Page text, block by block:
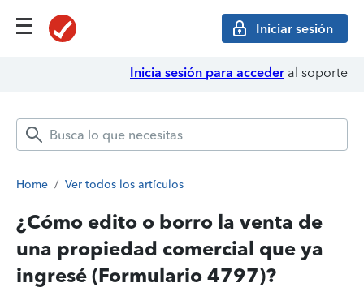
Iniciar sesión
Inicia sesión para acceder al soporte
Home / Ver todos los artículos
¿Cómo edito o borro la venta de
una propiedad comercial que ya
ingresé (Formulario 4797)?